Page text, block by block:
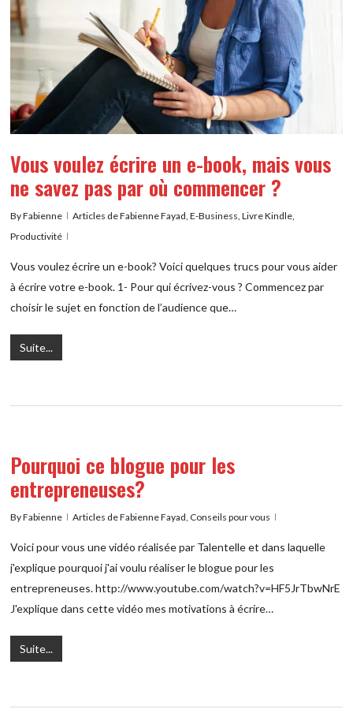
Vous voulez écrire un e-book, mais vous
ne savez pas par où commencer ?
ByFabienne Articles de Fabienne Fayad ,E-Business ,Livre Kindle
Productivité
Vous voulez écrire un e-book? Voici quelques trucs pour vous aider
à écrire votre e-book. 1- Pour qui écrivez-vous ? Commencez par
choisir le sujet en fonction de l’audience que…
Suite...
Pourquoi ce blogue pour les
entrepreneuses?
ByFabienne Articles de Fabienne Fayad Conseils pour vous
Voici pour vous une vidéo réalisée par Talentelle et dans laquelle
j'explique pourquoi j'ai voulu réaliser le blogue pour les
entrepreneuses. http://www.youtube.com/watch?v=HF5JrTbwNrE
J'explique dans cette vidéo mes motivations à écrire…
Suite...